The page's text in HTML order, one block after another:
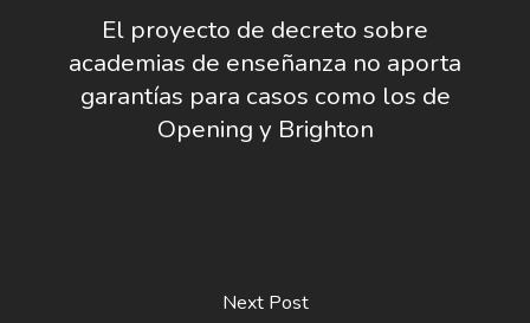
El proyecto de decreto sobre
academias de enseñanza no aporta
garantías para casos como los de
Opening y Brighton
Next Post